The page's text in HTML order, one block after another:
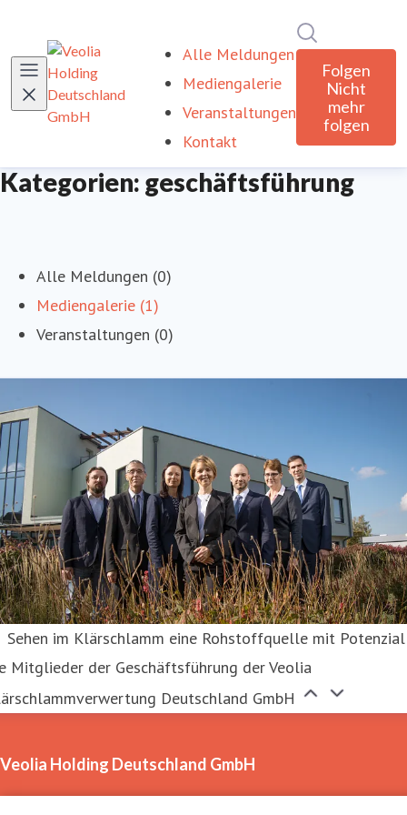
Alle Meldungen
Mediengalerie
Veranstaltungen
Kontakt
Folgen
Nicht
mehr
folgen
Kategorien: geschäftsführung
Alle Meldungen (0)
Mediengalerie (1)
Veranstaltungen (0)
Sehen im Klärschlamm eine Rohstoffquelle mit
Mitglieder der Geschäftsführung der Veolia
Deutschland GmbH
Veolia Holding Deutschland GmbH